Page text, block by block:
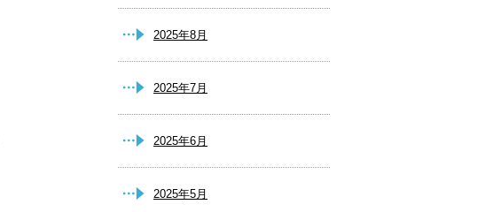
2025年8月
2025年7月
2025年6月
2025年5月